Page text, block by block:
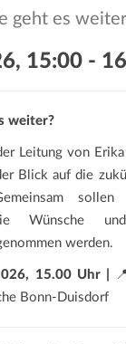
geht es
15:00 -
weiter?
Leitung von
Blick auf die
sollen
Wünsche
werden.
15.00 Uhr |
Bonn-Duisdorf